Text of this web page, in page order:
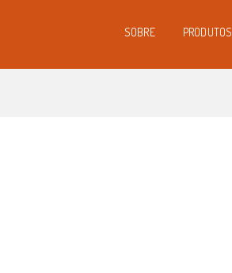
SOBRE PRODUTOS